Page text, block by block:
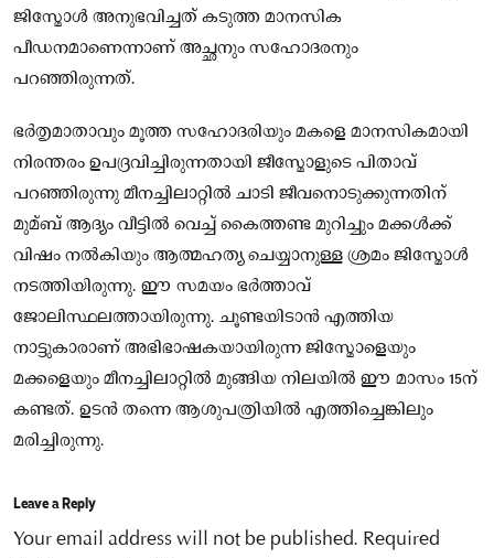
ജിസ്മോൾ അനുഭവിച്ചത് കടുത്ത മാനസിക
പീഡനമാണെന്നാണ് അച്ഛനും സഹോദരനും
പറഞ്ഞിരുന്നത്.
ഭർതൃമാതാവും മൂത്ത സഹോദരിയും മകളെ മാനസികമായി
നിരന്തരം ഉപദ്രവിച്ചിരുന്നതായി ജീസ്മോളുടെ പിതാവ്
പറഞ്ഞിരുന്നു മീനച്ചിലാറ്റിൽ ചാടി ജീവനൊടുക്കുന്നതിന്
മുമ്ബ് ആദ്യം വീട്ടിൽ വെച്ച് കൈത്തണ്ട മുറിച്ചും മക്കൾക്ക്
വിഷം നൽകിയും ആത്മഹത്യ ചെയ്യാനുള്ള ശ്രമം ജിസ്മോൾ
നടത്തിയിരുന്നു. ഈ സമയം ഭർത്താവ്
ജോലിസ്ഥലത്തായിരുന്നു. ചൂണ്ടയിടാൻ എത്തിയ
നാട്ടുകാരാണ് അഭിഭാഷകയായിരുന്ന ജിസ്മോളെയും
മക്കളെയും മീനച്ചിലാറ്റിൽ മുങ്ങിയ നിലയിൽ ഈ മാസം 15ന്
കണ്ടത്. ഉടൻ തന്നെ ആശുപത്രിയിൽ എത്തിച്ചെങ്കിലും
മരിച്ചിരുന്നു.
Leave a Reply
Your email address will not be published. Required